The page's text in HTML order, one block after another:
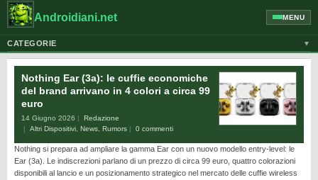
Androidiani.net MENU
CATEGORIE ▼
CELLULARI
GOOGLE
GUIDE
HONOR
HUAWEI
Nothing Ear (3a): le cuffie economiche
del brand arrivano in 4 colori a circa 99
euro
14 Giugno 2026
Redazione
Altri Dispositivi News Rumors 0 commenti
Nothing si prepara ad ampliare la gamma Ear con un nuovo modello entry-level: le
Ear (3a). Le indiscrezioni parlano di un prezzo di circa 99 euro, quattro colorazioni
disponibili al lancio e un posizionamento strategico nel mercato delle cuffie wireless